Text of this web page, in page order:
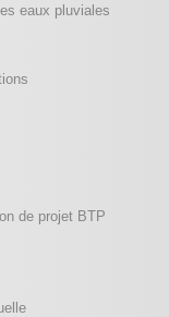
eaux pluviales
de projet BTP